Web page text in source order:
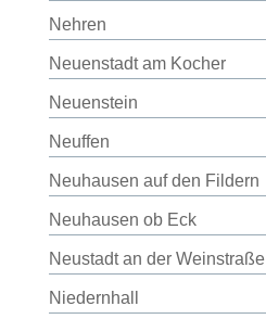
Nehren
Neuenstadt am Kocher
Neuenstein
Neuffen
Neuhausen auf den Fildern
Neuhausen ob Eck
Neustadt an der Weinstraße
Niedernhall